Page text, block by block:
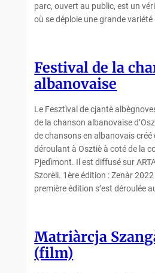
parc, ouvert au public, est un
où se déploie une grande
Festival de la
albanovaise
Le Fesztìval de cjantè
de la chanson albanovaise
de chansons en albanovais créé
déroulant à Osztiè à coté de la
Pjedìmont. Il est diffusé sur
Szorèli. 1ère édition : Zenàr
première édition s’est déroulée
Matriàrcja
(film)